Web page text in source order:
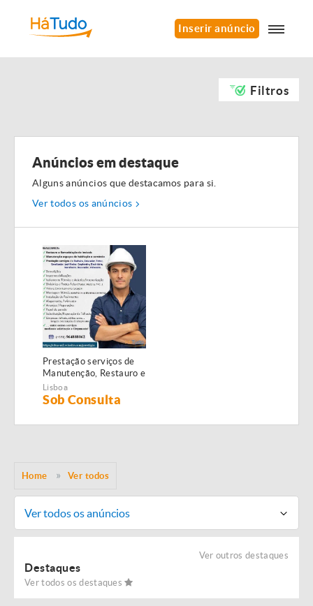
Inserir anúncio
Filtros
Anúncios em destaque
Alguns anúncios que destacamos para si.
Ver todos os anúncios
Prestação serviços de
Manutenção, Restauro e
Remodelação de
imóveis!
Lisboa
Sob Consulta
Home Ver todos
Ver todos os anúncios
Ver outros destaques
Destaques
Ver todos os destaques